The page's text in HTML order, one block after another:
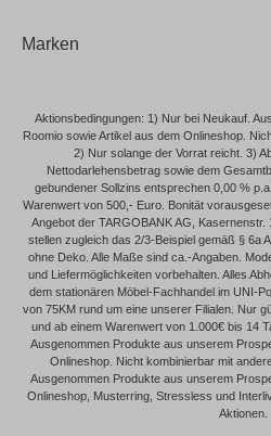
Marken
Aktionsbedingungen: 1) Nur bei Neukauf.
Roomio sowie Artikel aus dem Onlineshop.
2) Nur solange der Vorrat reicht. 3)
Nettodarlehensbetrag sowie dem
gebundener Sollzins entsprechen 0,00 %
Warenwert von 500,- Euro. Bonität
Angebot der TARGOBANK AG,
stellen zugleich das 2/3-Beispiel gemäß § 6a
ohne Deko. Alle Maße sind ca.-Angaben.
und Liefermöglichkeiten vorbehalten. Alles
dem stationären Möbel-Fachhandel im UNI-
von 75KM rund um eine unserer Filialen. Nur
und ab einem Warenwert von 1.000€ bis 14
Ausgenommen Produkte aus unserem
Onlineshop. Nicht kombinierbar mit
Ausgenommen Produkte aus unserem
Onlineshop, Musterring, Stressless und
Aktionen.